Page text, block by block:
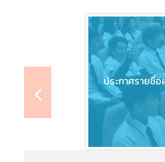
ประกาศรายชื่อ